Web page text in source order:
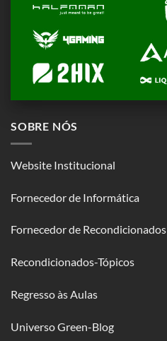
SOBRE NÓS
Website Institucional
Fornecedor de Informática
Fornecedor de Recondicionados
Recondicionados-Tópicos
Regresso às Aulas
Universo Green-Blog